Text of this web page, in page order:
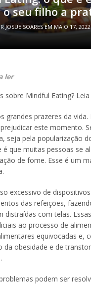
seu filho a
JOSUE SOARESEMMAIO 17, 2022
ler
sobre Mindful Eating?
grandes prazeres da
este momento.
seja pela popularização
é que muitas pessoas se
de fome. Esse é um
excessivo de
das refeições,
distraídas com telas.
ao processo de
equivocadas e,
da obesidade e de
podem ser